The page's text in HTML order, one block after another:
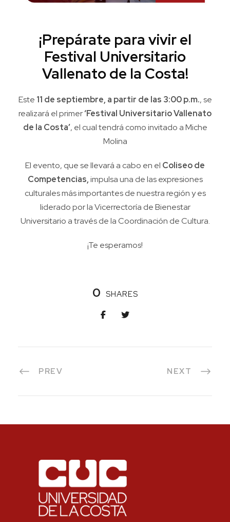
¡Prepárate para vivir el
Festival Universitario
Vallenato de la Costa!
Este 11 de septiembre, a partir de las 3:00 p.m., se
realizará el primer‘Festival Universitario Vallenato
de la Costa’, el cual tendrá como invitado a Miche
Molina
El evento, que se llevará a cabo en el Coliseo de
Competencias,impulsa una de las expresiones
culturales más importantes de nuestra región y es
liderado por la Vicerrectoría de Bienestar
Universitario a través de la Coordinación de Cultura.
¡Te esperamos!
0 SHARES
PREV NEXT